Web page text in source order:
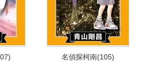
名偵探柯南(105)